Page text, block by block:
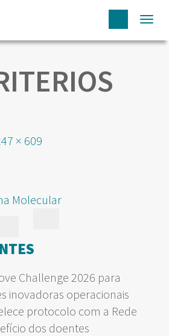
× 609
Molecular
Challenge 2026 para
inovadoras operacionais
protocolo com a Rede
dos doentes